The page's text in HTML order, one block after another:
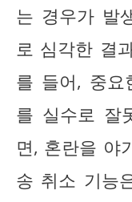
는 경우가 발
로 심각한 결
를 들어, 중요
를 실수로 잘
면, 혼란을 야
송 취소 기능